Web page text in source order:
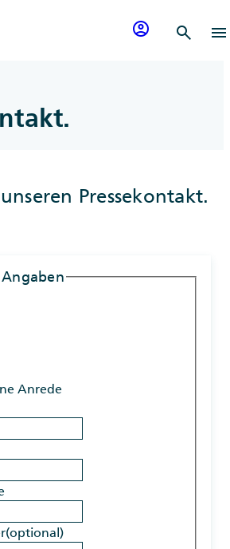
account_circle search menu
Pressekontakt.
Anrede
(optional)